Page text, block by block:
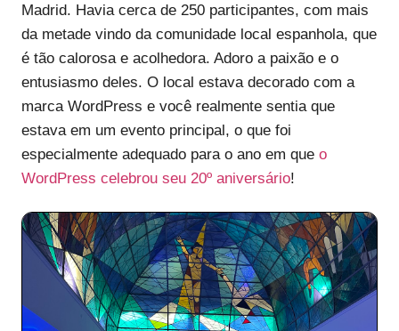
Madrid. Havia cerca de 250 participantes, com mais
da metade vindo da comunidade local espanhola, que
é tão calorosa e acolhedora. Adoro a paixão e o
entusiasmo deles. O local estava decorado com a
marca WordPress e você realmente sentia que
estava em um evento principal, o que foi
especialmente adequado para o ano em que o
WordPress celebrou seu 20º aniversário!